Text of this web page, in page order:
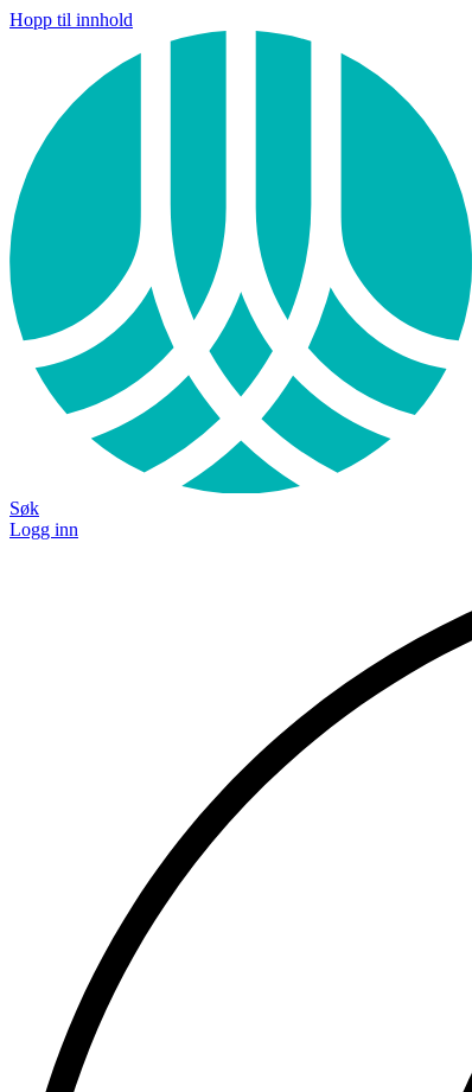
Hopp til innhold
Søk
Logg inn